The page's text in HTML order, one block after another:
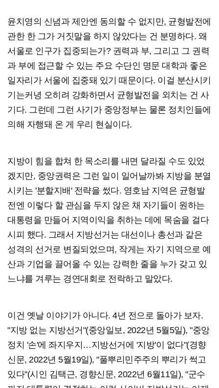
윤치영의 신념과 제안엔 동의할 수 없지만, 균형발전에
관한 한 그가 거짓말을 하지 않았다는 건 분명하다. 왜
서울로 인구가 집중되는가? 권력과 부, 그리고 그 권력
과 부에 접근할 수 있는 주요 수단인 명문 대학과 좋은
일자리가 서울에 집중돼 있기 때문이다. 이걸 분산시키
기는커녕 오히려 강화하면서 균형발전을 외치는 건 사
기다. 그런데 그런 사기가 중앙정부는 물론 정치인들에
의해 자행돼 온 게 우리 현실이다.
지방이 힘을 합쳐 한 목소리를 내면 달라질 수도 있었
겠지만, 중앙권력은 그런 일이 일어날까봐 지방을 분열
시키는 '분할지배' 전략을 썼다. 영호남 지역은 균형발
전엔 이렇다 할 관심을 두지 않은 채 자기들이 원하는
대통령을 만들어 지역이익을 취하는 데에 목숨을 걸다
시피 했다. 그래서 지방선거는 대선이나 총선과 같은
성격의 선거로 변질되었으며, 작게는 자기 지역으로 예
산과 기업을 끌어올 수 있는 강력한 줄을 누가 갖고 있
느냐를 겨루는 경연대회로 전락하고 말았다.
이건 옛날 이야기가 아니다. 4년 전으로 돌아가 보자.
"지방 없는 지방선거"(중앙일보, 2022년 5월5일), "중앙
정치 '손'에 좌지우지…지방선거에 '지방'이 없다"(경향
신문, 2022년 5월19일), "풀뿌리민주주의 뿌리가 썩고
있다"(시인 김택근, 경향신문, 2022년 6월11일), "군수